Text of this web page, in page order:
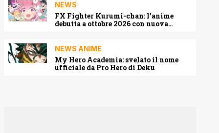
NEWS
FX Fighter Kurumi-chan: l’anime
debutta a ottobre 2026 con nuova
NEWS ANIME
My Hero Academia: svelato il nome
ufficiale da Pro Hero di Deku